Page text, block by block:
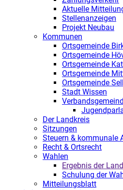
Aktuelle
Stellenanzeigen
Projekt Neubau
Kommunen
Ortsgemeinde
Ortsgemeinde
Ortsgemeinde
Ortsgemeinde
Ortsgemeinde
Stadt Wissen
Der Landkreis
Sitzungen
Steuern & kommunale
Recht & Ortsrecht
Wahlen
Ergebnis der
Schulung der
Mitteilungsblatt